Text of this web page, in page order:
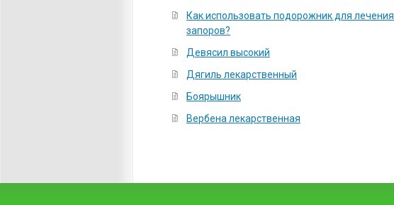
Как использовать подорожник для лечения
запоров?
Девясил высокий
Дягиль лекарственный
Боярышник
Вербена лекарственная